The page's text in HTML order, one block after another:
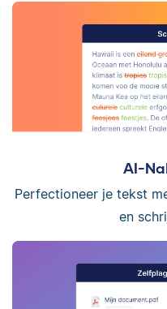
AI-
Perfectioneer je tekst
en